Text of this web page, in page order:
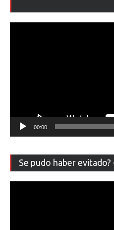
00:00
Se pudo haber evitado?